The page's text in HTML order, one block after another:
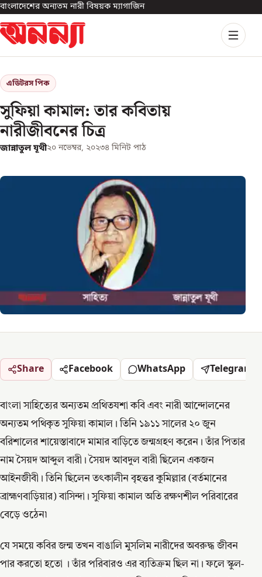
বাংলাদেশের অন্যতম নারী বিষয়ক ম্যাগাজিন
এডিটরস পিক
সুফিয়া কামাল: তার কবিতায়
নারীজীবনের চিত্র
জান্নাতুল যূথী২০ নভেম্বর, ২০২৩৪ মিনিট পাঠ
Share Facebook WhatsApp Telegram
বাংলা সাহিত্যের অন্যতম প্রথিতযশা কবি এবং নারী আন্দোলনের
অন্যতম পথিকৃত সুফিয়া কামাল। তিনি ১৯১১ সালের ২০ জুন
বরিশালের শায়েস্তাবাদে মামার বাড়িতে জন্মগ্রহণ করেন। তাঁর পিতার
নাম সৈয়দ আব্দুল বারী। সৈয়দ আবদুল বারী ছিলেন একজন
আইনজীবী। তিনি ছিলেন তৎকালীন বৃহত্তর কুমিল্লার (বর্তমানের
ব্রাহ্মণবাড়িয়ার) বাসিন্দা। সুফিয়া কামাল অতি রক্ষণশীল পরিবারের
বেড়ে ওঠেন৷
যে সময়ে কবির জন্ম তখন বাঙালি মুসলিম নারীদের অবরুদ্ধ জীবন
পার করতো হতো । তাঁর পরিবারও এর ব্যতিক্রম ছিল না। ফলে স্কুল-